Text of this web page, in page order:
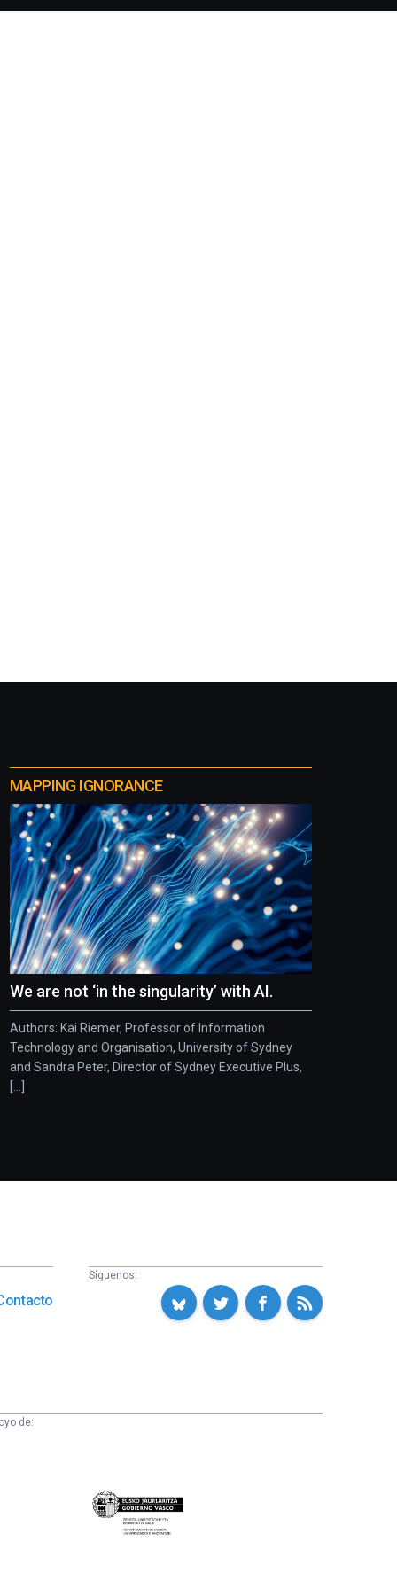
al
MAPPING IGNORANCE
We are not ‘in the singularity’ with AI.
Authors: Kai Riemer, Professor of Information
Technology and Organisation, University of Sydney
and Sandra Peter, Director of Sydney Executive Plus,
[...]
Síguenos:
de:
Eusko
Jaurlaritza